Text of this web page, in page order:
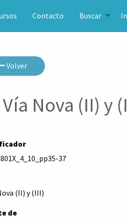
Contacto Buscar
Volver
Vía Nova (II) y
37
(II) y (III)
de